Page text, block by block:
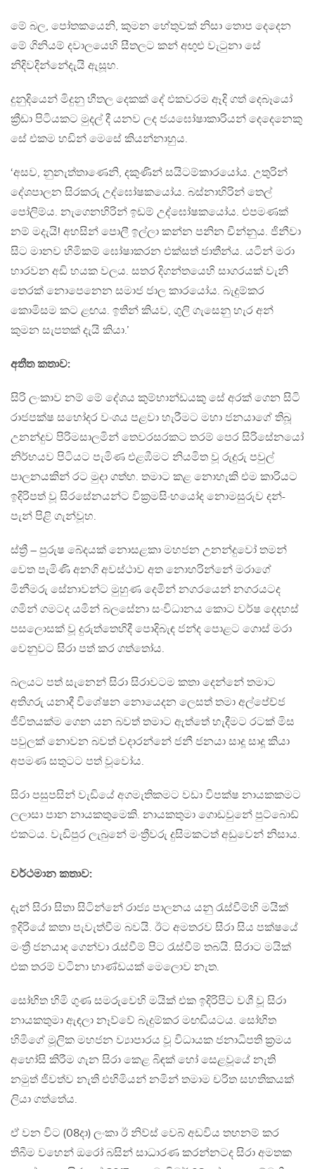
මේ බල, පෝතකයෙනි, කුමන හේතුවක් නිසා තොප දෙදෙන
මේ ගිනියම් දවාලයෙහි සීතලට කන් අඟුළු වැටුනා සේ
නිදිවදින්නේදැයි ඇසූහ.
දුනුදියෙන් මිදුනු හීතල දෙකක් දේ එකවරම ඈදි ගත් දෙබෑයෝ
ක්‍රීඩා පිටියකට මුදල් දී යනව ලද ජයඝෝෂාකාරියන් දෙදෙනෙකු
සේ එකම හඩින් මෙසේ කියන්නාහුය.
‘අසව, නුනැත්තාණෙනි, දකුණින් සයිටම්කාරයෝය. උතුරින්
දේශපාලන සිරකරු උද්ඝෝෂකයෝය. බස්නාහිරින් තෙල්
පෝලිම්ය. නැගෙනහිරින් ඉඩම් උද්ඝෝෂකයෝය. එපමණක්
නම් මදැයි! අහසින් පොලී ඉල්ලා කන්න පනින චීන්නුය. ජිනීවා
සිට මානව හිමිකම් ඝෝෂාකරන එක්සත් ජාතීන්ය. යටින් මරා
හාරවන අඩි හයක වලය. සතර දිගන්තයෙහි සාගරයක් වැනි
තෙරක් නොපෙනෙන සමාජ ජාල කාරයෝය. බැදුම්කර
කොමිසම කට ළඟය. ඉතින් කියව, ගුලි ගැසෙනු හැර අන්
කුමන සැපතක් දැයි කියා.’
අතීත කතාව:
සිරි ලංකාව නම් මේ දේශය කුම්භාන්ඩයකු සේ අරක් ගෙන සිටි
රාජපක්ෂ සහෝදර වංශය පළවා හැරීමට මහා ජනයාගේ තිබූ
උනන්දුව පිරිමසාලමින් තෙවරසරකට තරම් පෙර සිරිසේනයෝ
නිර්භයව පිටියට පැමිණ එළඹීමට නියමිත වූ රුදුරු පවුල්
පාලනයකින් රට මුදා ගත්හ‍. තමාට කළ නොහැකි එම කාරියට
ඉදිරිපත් වූ සිරසේනයන්ට වික්‍රමසිංහයෝද නොමසුරුව දන්-
පැන් පිළි ගැන්වූහ.
ස්ත්‍රී – පුරුෂ බේදයක් නොසළකා මහජන උනන්දුවෝ තමන්
වෙත පැමිණි අනගි අවස්ථාව අත නොහරින්නේ මරාගේ
මිනීමරු සේනාවන්ට මුහුණ දෙමින් නගරයෙන් නගරයටද
ගමින් ගමටද යමින් බලසේනා සංවිධානය කොට වර්ෂ දෙදහස්
පසලොසක් වූ දුරුත්තෙහිදී පොදිබැඳ ජන්ද පොළට ගොස් මරා
වෙනුවට සිරා පත් කර ගත්තෝය.
බලයට පත් සැනෙන් සිරා සිරාවටම කතා දෙන්නේ තමාට
අතිගරු යනාදී විශේෂන නොයෙදන ලෙසත් තමා අල්පේච්ජ
ජීවිතයක්ම ගෙන යන බවත් තමාට ඇත්තේ හැදීමට රටක් මිස
පවුලක් නොවන බවත් වදාරන්නේ ජනී ජනයා සාදූ සාදූ කියා
අපමණ සතුටට පත් වූවෝය.
සිරා පසුපසින් වැඩියේ අගමැතිකමට වඩා විපක්ෂ නායකකමට
ලලාසා පාන නායකතුමෙකි. නායකතුමා ගොඩවුනේ පුට්බොඩ්
එකටය. වැඩිපුර ලැබුනේ මංත්‍රීවරු දුසිමකටත් අඩුවෙන් නිසාය.
වර්ථමාන කතාව:
දැන් සිරා සිතා සිටින්නේ රාජ්‍ය පාලනය යනු රැස්වීම්හි මයික්
ඉදිරියේ කතා පැවැත්වීම බවයි. ඊට අමතරව සිරා සිය පක්ෂයේ
මංත්‍රී ජනයාද ගෙන්වා රැස්වීම් පිට රැස්වීම් තබයි. සිරාට මයික්
එක තරම් වටිනා භාණ්ඩයක් මෙලොව නැත.
සෝභිත හිමි ගුණ සමරුවෙහි මයික් එක ඉදිරිපිට වශී වූ සිරා
නායකතුමා ඇඳලා නෑව්වේ බැදුම්කර මඟඩියටය. සෝභිත
හිමිගේ මූලික මහජන ව්‍යාපාරය වූ විධායක ජනාධිපති ක්‍රමය
අහෝසි කිරීම ගැන සිරා කෙළ බිඳක් හෝ සෙළවූයේ නැති
නමුත් ජිවත්ව නැති එහිමියන් නමින් තමාම චරිත සහතිකයක්
ලියා ගත්තේය‍.
ඒ වන විට (08දා) ලංකා ඊ නිව්ස් වෙබ් අඩවිය තහනම් කර
තිබීම වහෙන් ඔරෝ බසින් සාධාරණ කරන්නටද සිරා අමතක